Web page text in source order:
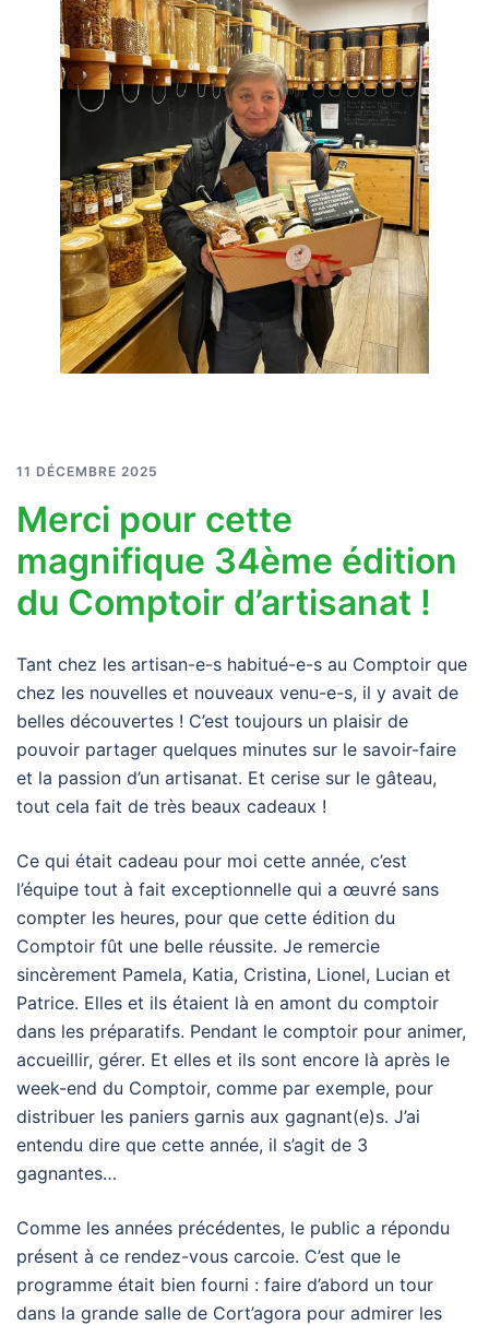
11 DÉCEMBRE 2025
Merci pour cette
magnifique 34ème édition
du Comptoir d’artisanat !
Tant chez les artisan-e-s habitué-e-s au Comptoir que
chez les nouvelles et nouveaux venu-e-s, il y avait de
belles découvertes ! C’est toujours un plaisir de
pouvoir partager quelques minutes sur le savoir-faire
et la passion d’un artisanat. Et cerise sur le gâteau,
tout cela fait de très beaux cadeaux !
Ce qui était cadeau pour moi cette année, c’est
l’équipe tout à fait exceptionnelle qui a œuvré sans
compter les heures, pour que cette édition du
Comptoir fût une belle réussite. Je remercie
sincèrement Pamela, Katia, Cristina, Lionel, Lucian et
Patrice. Elles et ils étaient là en amont du comptoir
dans les préparatifs. Pendant le comptoir pour animer,
accueillir, gérer. Et elles et ils sont encore là après le
week-end du Comptoir, comme par exemple, pour
distribuer les paniers garnis aux gagnant(e)s. J’ai
entendu dire que cette année, il s’agit de 3
gagnantes…
Comme les années précédentes, le public a répondu
présent à ce rendez-vous carcoie. C’est que le
programme était bien fourni : faire d’abord un tour
dans la grande salle de Cort’agora pour admirer les